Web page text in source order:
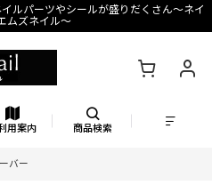
ルパーツやシールが盛りだくさん〜ネイ
ムズネイル〜
用案内 商品検索
バー